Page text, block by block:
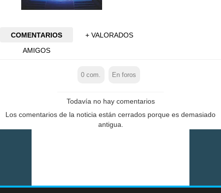
COMENTARIOS
+ VALORADOS
AMIGOS
0 com. En foros
Todavía no hay comentarios
Los comentarios de la noticia están cerrados porque es demasiado
antigua.